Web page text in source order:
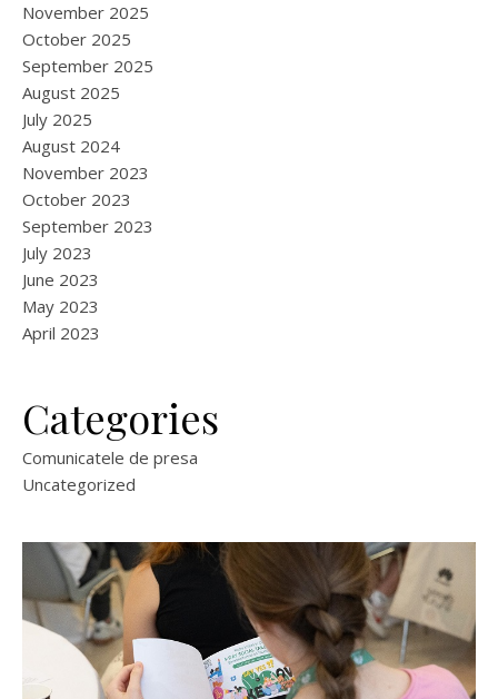
November 2025
October 2025
September 2025
August 2025
July 2025
August 2024
November 2023
October 2023
September 2023
July 2023
June 2023
May 2023
April 2023
Categories
Comunicatele de presa
Uncategorized